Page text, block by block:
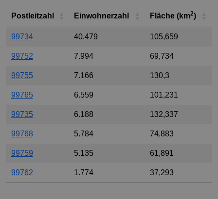
Postleitzahl Einwohnerzahl Fläche (km2)
99734 40.479 105,659
99752 7.994 69,734
99755 7.166 130,3
99765 6.559 101,231
99735 6.188 132,337
99768 5.784 74,883
99759 5.135 61,891
99762 1.774 37,293